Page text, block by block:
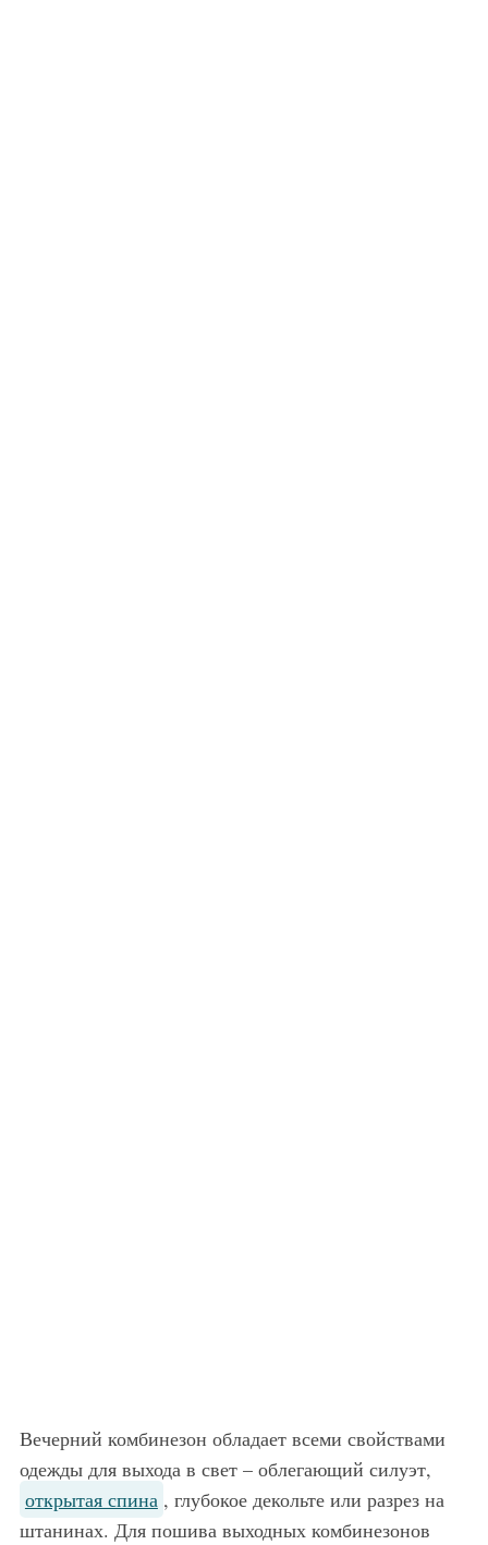
Вечерний комбинезон обладает всеми свойствами
одежды для выхода в свет – облегающий силуэт,
открытая спина , глубокое декольте или разрез на
штанинах. Для пошива выходных комбинезонов